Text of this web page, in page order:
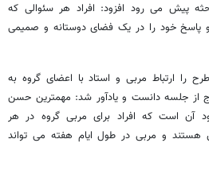
پیش می رود افزود: افراد هر سئوالی که
پاسخ خود را در یک فضای دوستانه و صمیمی
را ارتباط مربی و استاد با اعضای گروه به
جلسه دانست و یادآور شد: مهمترین حسن
آن است که افراد برای مربی گروه در هر
و مربی در طول ایام هفته می تواند